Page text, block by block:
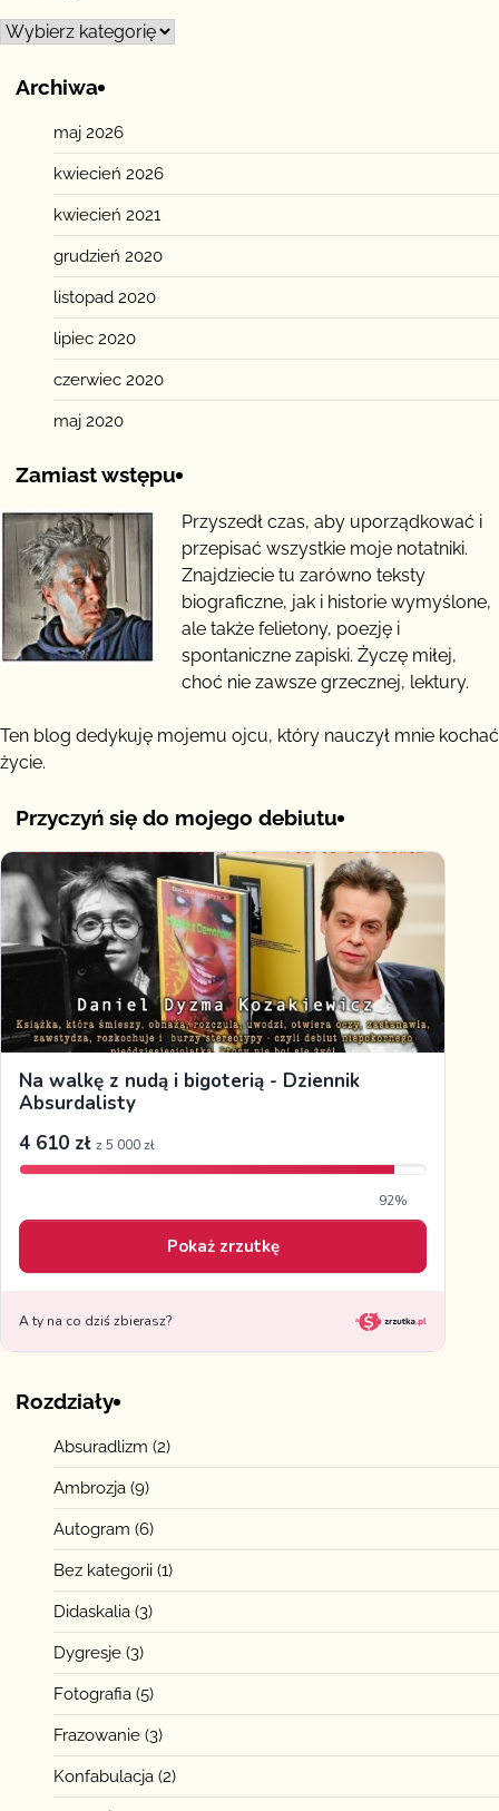
Kategorie
Archiwa
maj 2026
kwiecień 2026
kwiecień 2021
grudzień 2020
listopad 2020
lipiec 2020
czerwiec 2020
maj 2020
Zamiast wstępu
Przyszedł czas, aby uporządkować i
przepisać wszystkie moje notatniki.
Znajdziecie tu zarówno teksty
biograficzne, jak i historie wymyślone,
ale także felietony, poezję i
spontaniczne zapiski. Życzę miłej,
choć nie zawsze grzecznej, lektury.
Ten blog dedykuję mojemu ojcu, który nauczył mnie kochać
życie.
Przyczyń się do mojego debiutu
Rozdziały
Absuradlizm (2)
Ambrozja (9)
Autogram (6)
Bez kategorii (1)
Didaskalia (3)
Dygresje (3)
Fotografia (5)
Frazowanie (3)
Konfabulacja (2)